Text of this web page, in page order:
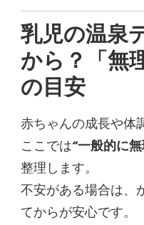
乳児の温泉
から？「無
の目安
赤ちゃんの成長や体
ここでは“一般的に
整理します。
不安がある場合は、
てからが安心です。